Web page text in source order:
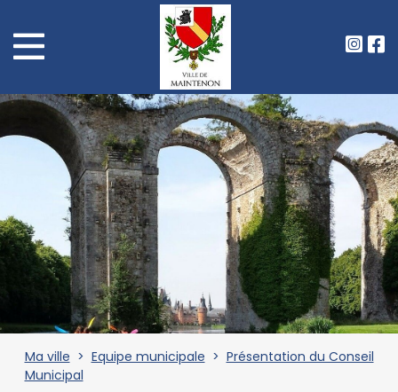
Ma ville > Equipe municipale > Présentation du Conseil
Municipal